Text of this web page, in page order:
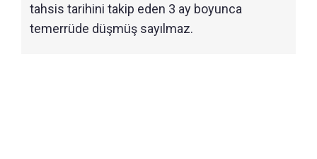
tahsis tarihini takip eden 3 ay boyunca
temerrüde düşmüş sayılmaz.